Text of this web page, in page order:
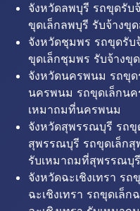
จังหวัดลพบุรี รถขุดรับ
ขุดเล็กลพบุรี รับจ้างขุ
จังหวัดชุมพร รถขุดรับ
ขุดเล็กชุมพร รับจ้างขุ
จังหวัดนครพนม รถขุ
นครพนม รถขุดเล็กน
เหมาถมที่นครพนม
จังหวัดสุพรรณบุรี รถขุ
สุพรรณบุรี รถขุดเล็ก
รับเหมาถมที่สุพรรณบุรี
จังหวัดฉะเชิงเทรา รถ
ฉะเชิงเทรา รถขุดเล็ก